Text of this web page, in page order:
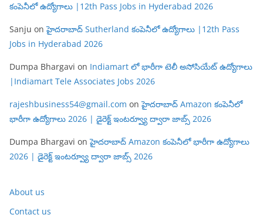
కంపెనీలో ఉద్యోగాలు |12th Pass Jobs in Hyderabad 2026
Sanju onహైదరాబాద్ Sutherland కంపెనీలో ఉద్యోగాలు |12th Pass
Jobs in Hyderabad 2026
Dumpa Bhargavi on Indiamart లో భారీగా టెలీ అసోసియేట్ ఉద్యోగాలు
|Indiamart Tele Associates Jobs 2026
rajeshbusiness54@gmail.com onహైదరాబాద్ Amazon కంపెనీలో
భారీగా ఉద్యోగాలు 2026 | డైరెక్ట్ ఇంటర్వ్యూ ద్వారా జాబ్స్ 2026
Dumpa Bhargavi onహైదరాబాద్ Amazon కంపెనీలో భారీగా ఉద్యోగాలు
2026 | డైరెక్ట్ ఇంటర్వ్యూ ద్వారా జాబ్స్ 2026
About us
Contact us